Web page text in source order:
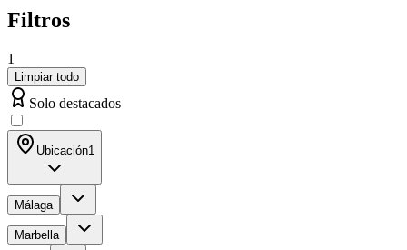
Filtros
1
Limpiar todo
Solo destacados
Ubicación1
Málaga
Marbella